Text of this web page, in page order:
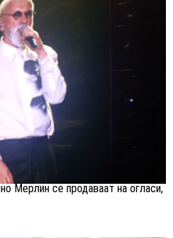
Мерлин се продаваат на огласи,